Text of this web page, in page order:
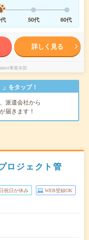
50代 60代
詳しく見る
事業本部
をタップ！
派遣会社から
が届きます！
ロジェクト管
祝日が休み WEB登録OK